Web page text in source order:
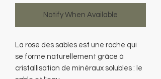
Notify When Available
La rose des sables est une roche qui
se forme naturellement grâce à
cristallisation de minéraux solubles : le